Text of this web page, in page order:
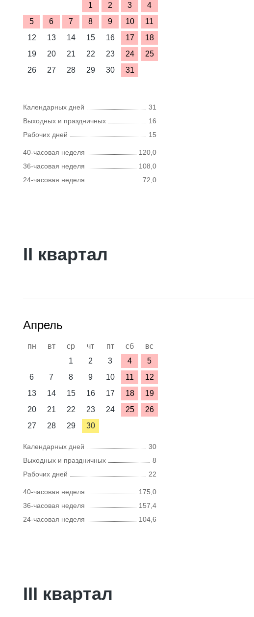
1
2 3
4
5
6 7 8 9 10
11
12
13 14 15 16 17
18
19
20 21 22 23 24
25
26
27 28 29 30 31
Календарных дней
31
Выходных и праздничных
16
Рабочих дней
15
40-часовая неделя
120,0
36-часовая неделя
108,0
24-часовая неделя
72,0
II квартал
Апрель
пн вт ср чт пт сб
вс
1
2 3 4
5
6
7 8 9 10 11
12
13
14 15 16 17 18
19
20
21 22 23 24 25
26
27
28 29 30
Календарных дней
30
Выходных и праздничных
8
Рабочих дней
22
40-часовая неделя
175,0
36-часовая неделя
157,4
24-часовая неделя
104,6
III квартал